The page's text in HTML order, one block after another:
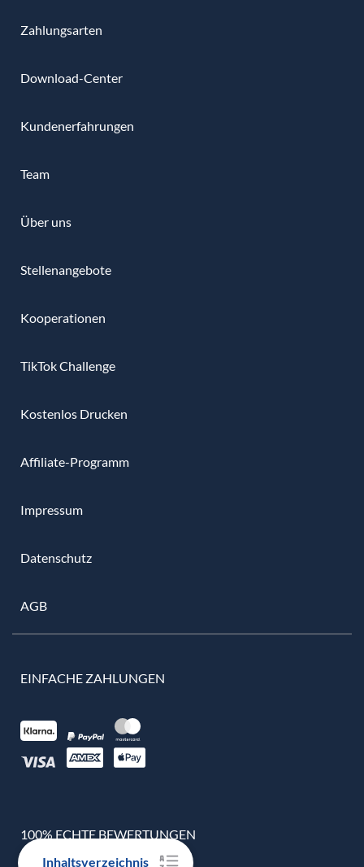
Inhaltsverzeichnis
Zahlungsarten
Download-Center
Kundenerfahrungen
Team
Über uns
Stellenangebote
Kooperationen
TikTok Challenge
Kostenlos Drucken
Affiliate-Programm
Impressum
Datenschutz
AGB
EINFACHE ZAHLUNGEN
100% ECHTE BEWERTUNGEN